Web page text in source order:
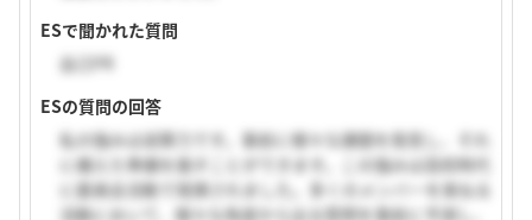
ESで聞かれた質問
自己PR
ESの質問の回答
私の強みは逆算力です。事前に様々な課題を発見し、それ
に備えた準備を施すことができます。この強みは高校時代
に委員会活動で発揮されました。多くのメンバーを束ねる
活動において、様々な角度から出る質問を事前に予測し、